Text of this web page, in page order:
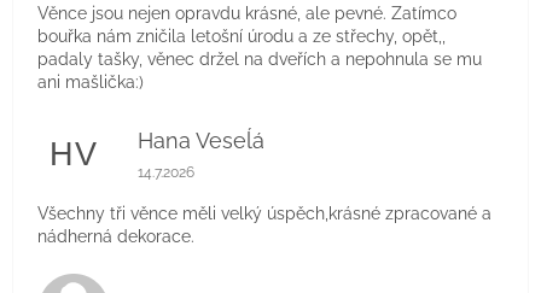
Věnce jsou nejen opravdu krásné, ale pevné. Zatímco
bouřka nám zničila letošní úrodu a ze střechy, opět,,
padaly tašky, věnec držel na dveřích a nepohnula se mu
ani mašlička:)
HV Hana Veseĺá
Hodnocení obchodu je 5 z 5 hvězdiček.
14.7.2026
Všechny tři věnce měli velký úspěch,krásné zpracované a
nádherná dekorace.